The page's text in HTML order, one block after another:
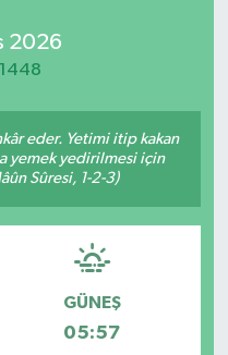
2026
eder. Yetimi itip kakan
yemek yedirilmesi için
Sûresi, 1-2-3)
GÜNEŞ
05:57